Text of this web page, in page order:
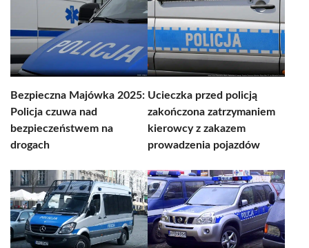
Bezpieczna Majówka 2025:
Policja czuwa nad
bezpieczeństwem na
drogach
Ucieczka przed policją
zakończona zatrzymaniem
kierowcy z zakazem
prowadzenia pojazdów